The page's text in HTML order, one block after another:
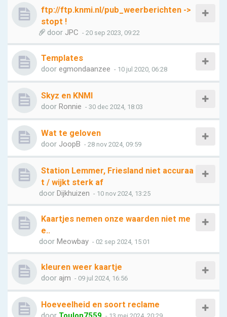
ftp://ftp.knmi.nl/pub_weerberichten ->
stopt !
door JPC - 20 sep 2023, 09:22
Templates
door egmondaanzee - 10 jul 2020, 06:28
Skyz en KNMI
door Ronnie - 30 dec 2024, 18:03
Wat te geloven
door JoopB - 28 nov 2024, 09:59
Station Lemmer, Friesland niet accuraa
t / wijkt sterk af
door Dijkhuizen - 10 nov 2024, 13:25
Kaartjes nemen onze waarden niet me
e..
door Meowbay - 02 sep 2024, 15:01
kleuren weer kaartje
door ajm - 09 jul 2024, 16:56
Hoeveelheid en soort reclame